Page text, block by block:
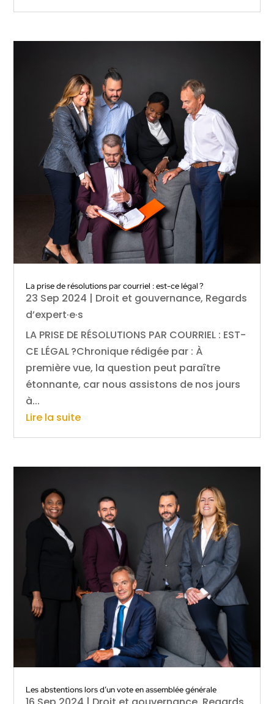
La prise de résolutions par courriel : est-ce légal ?
23 Sep 2024 | Droit et gouvernance, Regards
d’expert·e·s
LA PRISE DE RÉSOLUTIONS PAR COURRIEL : EST-
CE LÉGAL ?Chronique rédigée par : À
première vue, la question peut paraître
étonnante, car nous assistons de nos jours
à...
Lire la suite
Les abstentions lors d’un vote en assemblée générale